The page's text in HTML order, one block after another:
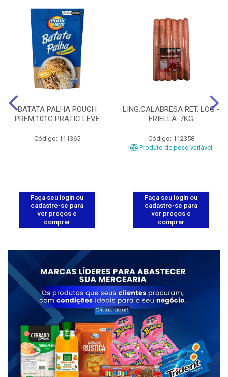
BATATA PALHA POUCH
PREM.101G PRATIC LEVE
Código: 111365
Faça seu login ou
cadastre-se para
ver preços e
comprar
LING.CALABRESA RET. LOG -
FRIELLA-7KG
Código: 112358
Produto de peso variável
Faça seu login ou
cadastre-se para
ver preços e
comprar